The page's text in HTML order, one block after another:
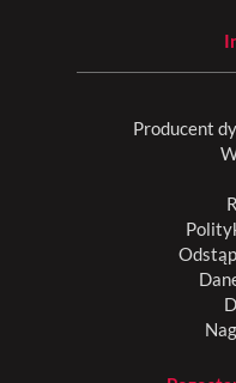
Producent